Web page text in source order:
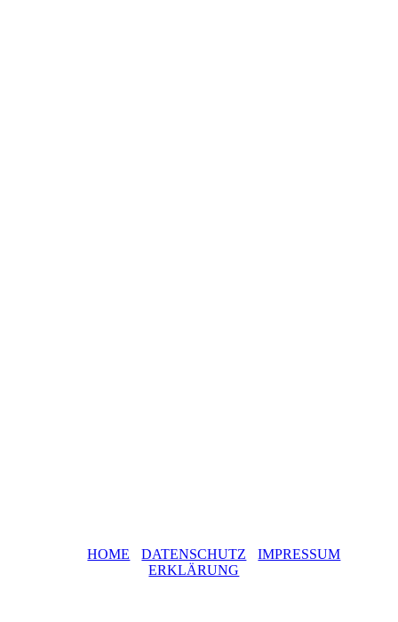
HOME
DATENSCHUTZ
ERKLÄRUNG
IMPRESSUM